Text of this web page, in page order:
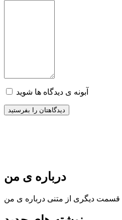
آبونه ی دیدگاه ها شوید
درباره ی من